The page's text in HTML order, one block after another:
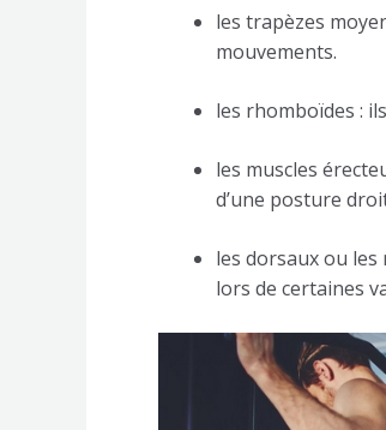
les trapèzes
mouvements.
les rhomboïdes :
les muscles
d’une posture
les dorsaux ou
lors de certaines